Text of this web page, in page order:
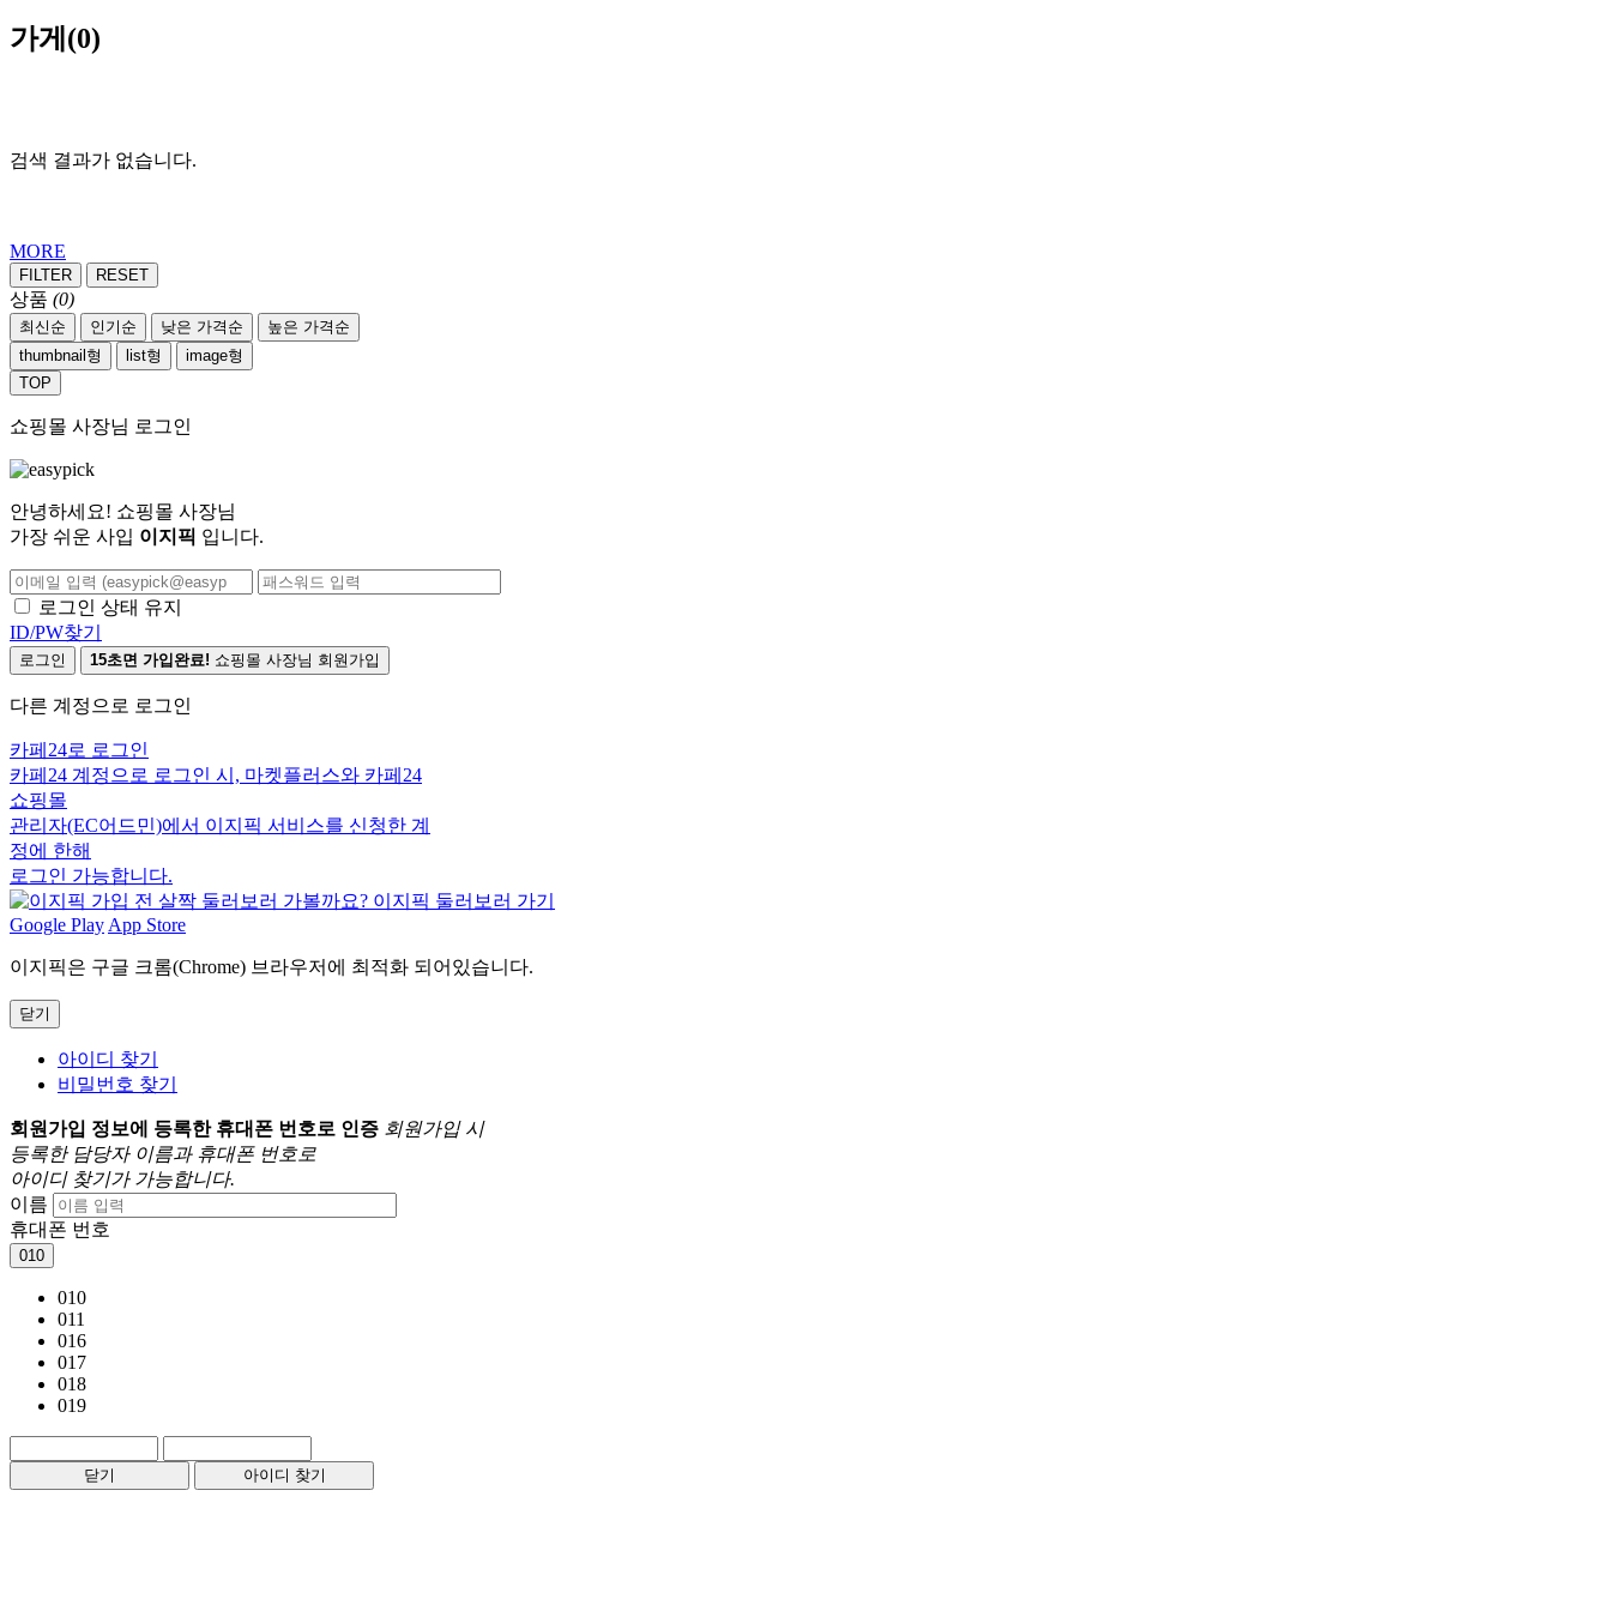
가게 (0)
검색 결과가 없습니다.
MORE
FILTER RESET
상품 (0)
최신순 인기순 낮은 가격순
높은 가격순
thumbnail형
list형
image형
TOP
쇼핑몰 사장님 로그인
안녕하세요! 쇼핑몰 사장님
가장 쉬운 사입 이지픽 입니다.
로그인 상태 유지
ID/PW찾기
로그인 15초면 가입완료! 쇼핑몰 사장님 회원가입
다른 계정으로 로그인
카페24로 로그인
카페24 계정으로 로그인 시, 마켓플러스와 카페24
쇼핑몰
관리자(EC어드민)에서 이지픽 서비스를 신청한 계
정에 한해
로그인 가능합니다.
Google Play App Store
이지픽은 구글 크롬(Chrome) 브라우저에 최적화 되어있습니다.
닫기
아이디 찾기
비밀번호 찾기
회원가입 정보에 등록한 휴대폰 번호로 인증 회원가입 시
등록한 담당자 이름과 휴대폰 번호로
아이디 찾기가 가능합니다.
이름
휴대폰 번호
010
010
011
016
017
018
019
닫기 아이디 찾기